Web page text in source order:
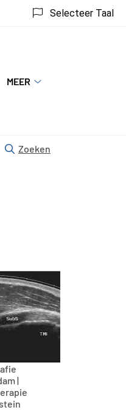
Selecteer Taal
MEER
Zoeken
|